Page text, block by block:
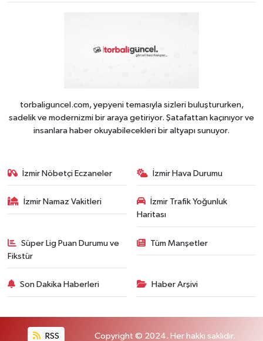
torbaliguncel.com, yepyeni temasıyla sizleri buluştururken,
sadelik ve modernizmi bir araya getiriyor. Şatafattan kaçınıyor ve
insanlara haber okuyabilecekleri bir altyapı sunuyor.
İzmir Nöbetçi Eczaneler İzmir Hava Durumu
İzmir Namaz Vakitleri
İzmir Trafik Yoğunluk
Haritası
Süper Lig Puan Durumu ve
Fikstür
Tüm Manşetler
Son Dakika Haberleri Haber Arşivi
RSS Copyright © 2024. Her hakkı saklıdır.